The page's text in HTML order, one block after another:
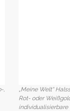
,
„Meine Welt“
Rot- oder